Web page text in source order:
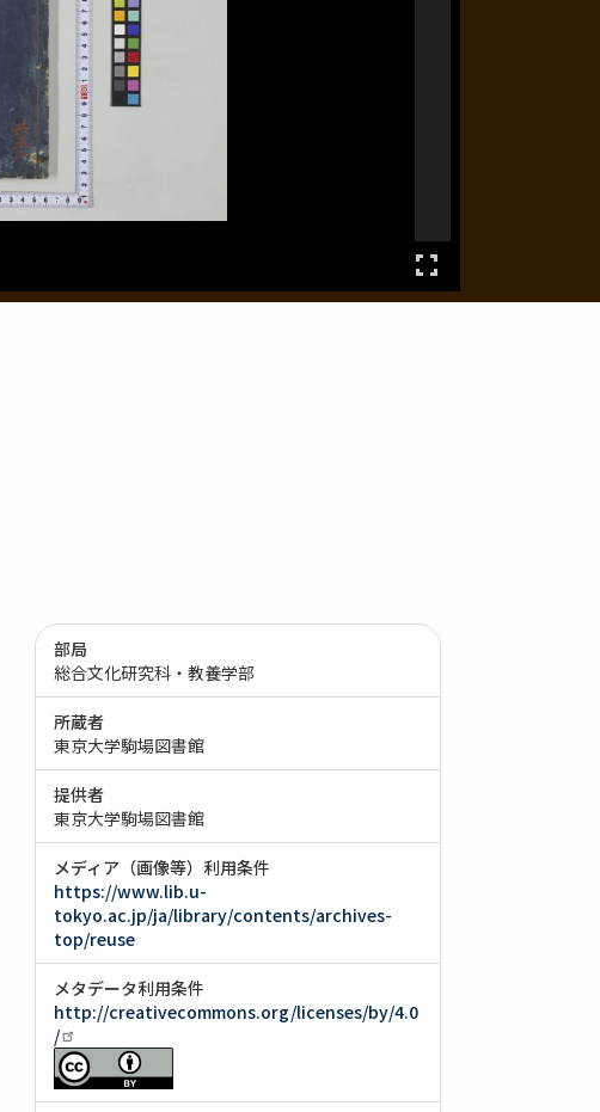
部局
総合文化研究科・教養学部
所蔵者
東京大学駒場図書館
提供者
東京大学駒場図書館
メディア（画像等）利用条件
https://www.lib.u-
tokyo.ac.jp/ja/library/contents/archives-
top/reuse
メタデータ利用条件
http://creativecommons.org/licenses/by/4.0
/